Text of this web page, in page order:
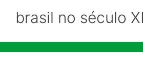
brasil no século